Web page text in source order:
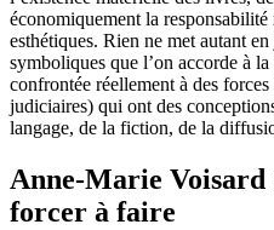
économiquement la
esthétiques. Rien ne met autant
symboliques que l’on accorde à
confrontée réellement à des
judiciaires) qui ont des
langage, de la fiction, de la
Anne-Marie
forcer à faire